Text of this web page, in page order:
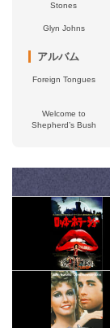
Stones
Glyn Johns
アルバム
Foreign Tongues
Welcome to
Shepherd’s Bush